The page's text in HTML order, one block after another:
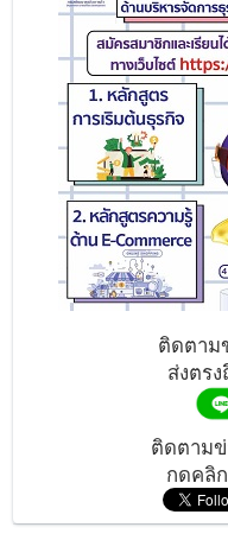
ติดตาม
ส่งตร
ติดตามข่
กดคลิ